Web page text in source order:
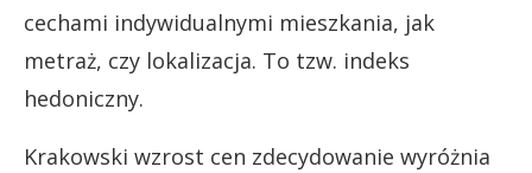
cechami indywidualnymi mieszkania, jak
metraż, czy lokalizacja. To tzw. indeks
hedoniczny.
Krakowski wzrost cen zdecydowanie wyróżnia